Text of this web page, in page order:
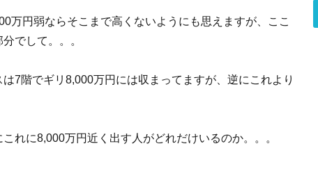
万円弱ならそこまで高くないようにも思えますが、ここ
でして。。。
7階でギリ8,000万円には収まってますが、逆にこれより
れに8,000万円近く出す人がどれだけいるのか。。。